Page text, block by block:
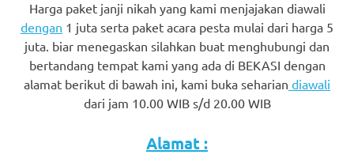
24
Hours
Online
Harga paket janji nikah yang kami menjajakan diawali
dengan 1 juta serta paket acara pesta mulai dari harga 5
juta. biar menegaskan silahkan buat menghubungi dan
bertandang tempat kami yang ada di BEKASI dengan
alamat berikut di bawah ini, kami buka seharian diawali
dari jam 10.00 WIB s/d 20.00 WIB
Alamat :